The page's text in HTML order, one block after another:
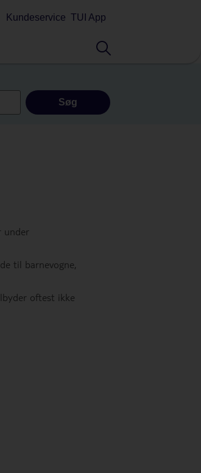
Kundeservice TUI App
Søg
under
til barnevogne,
oftest ikke